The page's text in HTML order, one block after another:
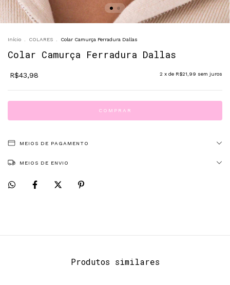
Início COLARES Colar Camurça Ferradura Dallas
Colar Camurça Ferradura Dallas
R$43,98 2 x de R$21,99 sem juros
MEIOS DE PAGAMENTO
MEIOS DE ENVIO
Produtos similares